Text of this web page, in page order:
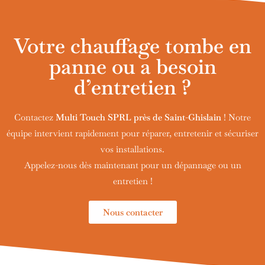
Votre chauffage tombe en
panne ou a besoin
d’entretien ?
Contactez Multi Touch SPRL près de Saint-Ghislain ! Notre
équipe intervient rapidement pour réparer, entretenir et sécuriser
vos installations.
Appelez-nous dès maintenant pour un dépannage ou un
entretien !
Nous contacter